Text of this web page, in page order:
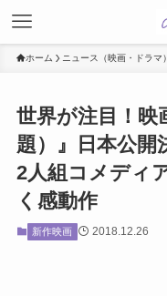
ホーム ニュース（映画・ドラマ）
世界が注目！
題）』日本公開
2人組コメディ
く感動作
新作映画 2018.12.26